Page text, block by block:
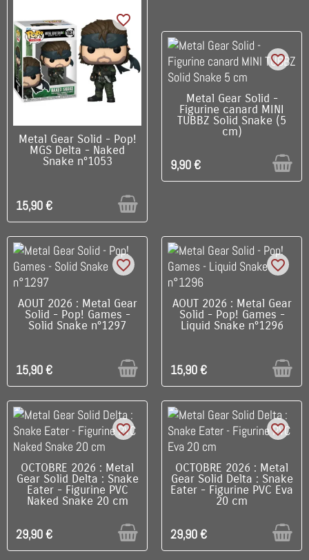
RUPTURE DE STOCK
favorite_border
Metal Gear Solid - Pop!
MGS Delta - Naked
Snake n°1053
15,90 €
RUPTURE DE STOCK
favorite_border
Metal Gear Solid -
Figurine canard MINI
TUBBZ Solid Snake (5
cm)
9,90 €
RUPTURE DE STOCK
favorite_border
AOUT 2026 : Metal Gear
Solid - Pop! Games -
Solid Snake n°1297
15,90 €
RUPTURE DE STOCK
favorite_border
AOUT 2026 : Metal Gear
Solid - Pop! Games -
Liquid Snake n°1296
15,90 €
RUPTURE DE STOCK
favorite_border
OCTOBRE 2026 : Metal
Gear Solid Delta : Snake
Eater - Figurine PVC
Naked Snake 20 cm
29,90 €
RUPTURE DE STOCK
favorite_border
OCTOBRE 2026 : Metal
Gear Solid Delta : Snake
Eater - Figurine PVC Eva
20 cm
29,90 €